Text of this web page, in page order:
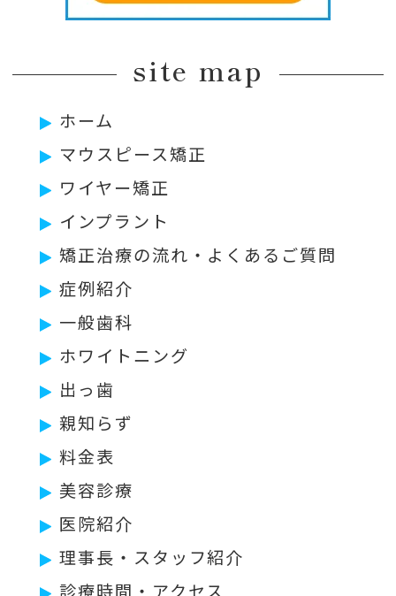
site map
ホーム
マウスピース矯正
ワイヤー矯正
インプラント
矯正治療の流れ・よくあるご質問
症例紹介
一般歯科
ホワイトニング
出っ歯
親知らず
料金表
美容診療
医院紹介
理事長・スタッフ紹介
診療時間・アクセス